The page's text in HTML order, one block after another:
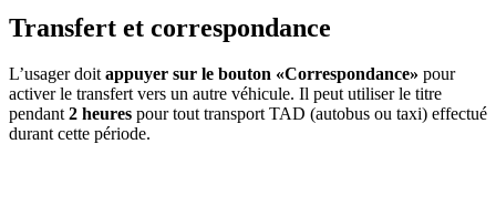
Transfert et correspondance
L’usager doitappuyer sur le bouton «Correspondance» pour
activer le transfert vers un autre véhicule. Il peut utiliser le titre
pendant2 heures pour tout transport TAD (autobus ou taxi) effectué
durant cette période.